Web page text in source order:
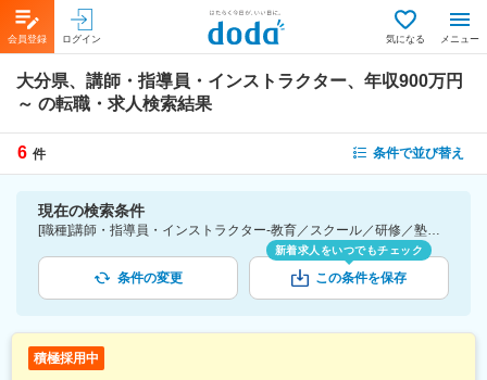
会員登録 ログイン 気になる メニュー
大分県、講師・指導員・インストラクター、年収900万円
～ の転職・求人検索結果
6 件 条件で並び替え
現在の検索条件
[職種]講師・指導員・インストラクター-教育／スクール／研修／塾講師／専門学校／英会話学校 [勤務地]大分県 [年収]900万円～
条件の変更
新着求人をいつでもチェック
この条件を保存
積極採用中